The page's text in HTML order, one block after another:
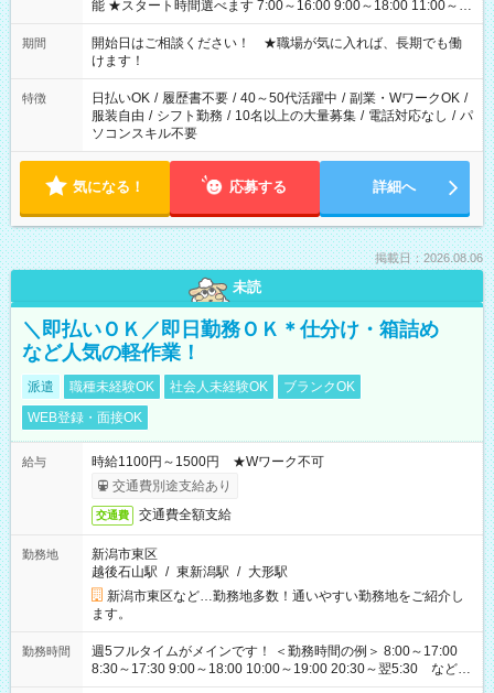
能 ★スタート時間選べます 7:00～16:00 9:00～18:00 11:00～
20:00 など 残業なし！ ※Wワークの場合、他のお仕事と合わせ
週40時間超の就業はご案内できません ※法令に基づき、週20時
間以上勤務は社会保険への加入対象となります ※労働者派遣法
（日雇い派遣の原則禁止）により、短時間・短期間の就業はご
案内が難しい場合があります
期間
開始日はご相談ください！ ★職場が気に入れば、長期でも働
けます！
特徴 日払いOK / 履歴書不要 / 40～50代活躍中 / 副業・WワークOK /
服装自由 / シフト勤務 / 10名以上の大量募集 / 電話対応なし / パ
ソコンスキル不要
気になる！ 応募する 詳細へ
掲載日：2026.08.06
未読
＼即払いＯＫ／即日勤務ＯＫ＊仕分け・箱詰め
など人気の軽作業！
派遣 職種未経験OK 社会人未経験OK
ブランクOK
WEB登録・面接OK
給与
時給1100円～1500円 ★Wワーク不可
交通費別途支給あり
交通費 交通費全額支給
勤務地
新潟市東区
越後石山駅 / 東新潟駅 / 大形駅
新潟市東区など…勤務地多数！通いやすい勤務地をご紹介し
ます。
勤務時間
週5フルタイムがメインです！ ＜勤務時間の例＞ 8:00～17:00
8:30～17:30 9:00～18:00 10:00～19:00 20:30～翌5:30 など ★
その他にも勤務時間多数！ 日勤のみ、残業なし、交替制など